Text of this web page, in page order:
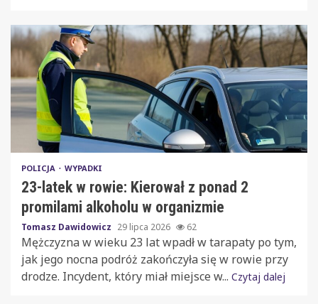
POLICJA WYPADKI
23-latek w rowie: Kierował z ponad 2
promilami alkoholu w organizmie
Tomasz Dawidowicz 29 lipca 2026 62
Mężczyzna w wieku 23 lat wpadł w tarapaty po tym,
jak jego nocna podróż zakończyła się w rowie przy
drodze. Incydent, który miał miejsce w... Czytaj dalej